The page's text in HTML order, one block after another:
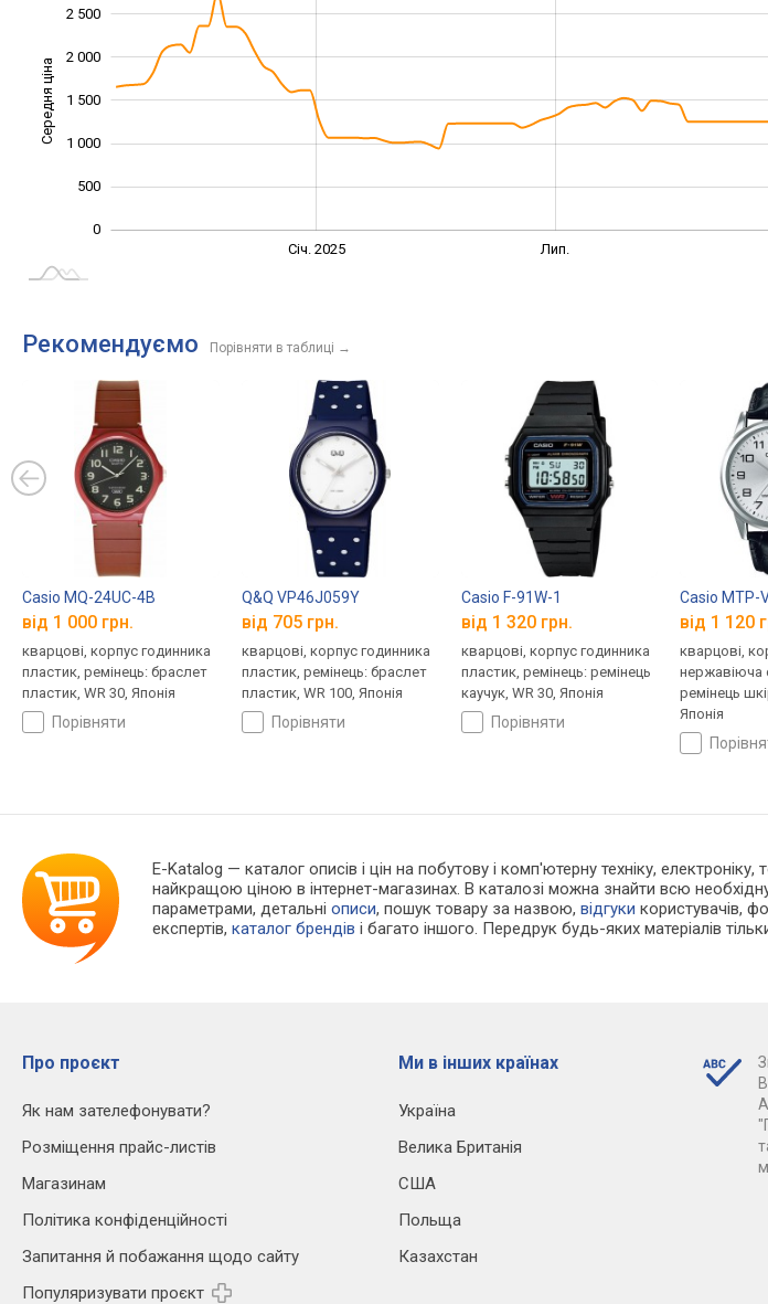
Середня ціна 1 000
0
500
1 000
1 500
2 000
2 500
Січ. 2025 Лип.
Рекомендуємо Порівняти в таблиці →
Casio MQ-24UC-4B
від 1 000 грн.
кварцові, корпус годинника
пластик, ремінець: браслет
пластик, WR 30, Японія
порівняти
Q&Q VP46J059Y
від 705 грн.
кварцові, корпус годинника
пластик, ремінець: браслет
пластик, WR 100, Японія
порівняти
Casio F-91W-1
від 1 320 грн.
кварцові, корпус годинника
пластик, ремінець: ремінець
каучук, WR 30, Японія
порівняти
Casio MTP-
від 1 120
кварцові,
нержавіюча
ремінець
Японія
E-Katalog — каталог описів і цін на побутову і комп'ютерну техніку,
найкращою ціною в інтернет-магазинах. В каталозі можна знайти всю
параметрами, детальніописи, пошук товару за назвою,відгуки користувачів,
експертів,каталог брендів і багато іншого. Передрук будь-яких матеріалів
Про проєкт
Як нам зателефонувати?
Розміщення прайс-листів
Магазинам
Політика конфіденційності
Запитання й побажання щодо сайту
Популяризувати проєкт
Ми в інших країнах
Україна
Велика Британія
США
Польща
Казахстан